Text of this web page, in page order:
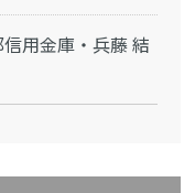
用金庫・兵藤 結